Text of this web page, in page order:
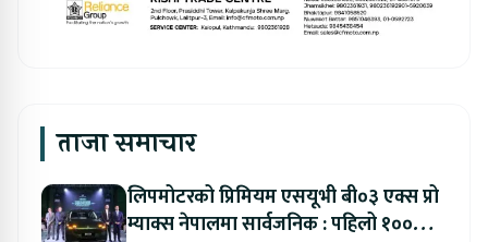
ताजा समाचार
लिपमोटरको प्रिमियम एसयूभी बी०३ एक्स प्रो
म्याक्स नेपालमा सार्वजनिक : पहिलो १००